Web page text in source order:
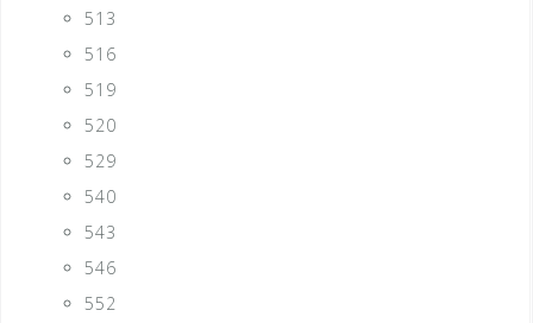
513
516
519
520
529
540
543
546
552